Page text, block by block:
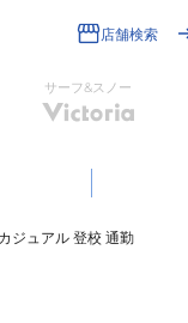
店舗検索
サーフ&スノー
ジュアル 登校 通勤